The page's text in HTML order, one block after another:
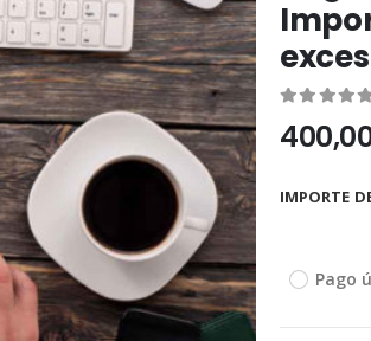
IMPORTE
Pago